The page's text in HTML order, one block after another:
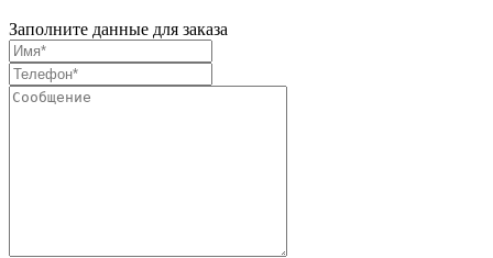
Заполните данные для заказа